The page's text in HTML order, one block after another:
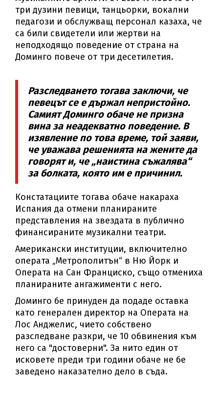
три дузини певици, танцьорки, вокални
педагози и обслужващ персонал казаха, че
са били свидетели или жертви на
неподходящо поведение от страна на
Доминго повече от три десетилетия.
Разследването тогава заключи, че
певецът се е държал непристойно.
Самият Доминго обаче не призна
вина за неадекватно поведение. В
изявление по това време, той заяви,
че уважава решенията на жените да
говорят и, че „наистина съжалява“
за болката, която им е причинил.
Констатациите тогава обаче накараха
Испания да отмени планираните
представления на звездата в публично
финансираните музикални театри.
Американски институции, включително
операта „Метрополитън“ в Ню Йорк и
Операта на Сан Франциско, също отмениха
планираните ангажименти с него.
Доминго бе принуден да подаде оставка
като генерален директор на Операта на
Лос Анджелис, чието собствено
разследване разкри, че 10 обвинения към
него са "достоверни". За нито един от
исковете преди три години обаче не бе
заведено наказателно дело в съда.